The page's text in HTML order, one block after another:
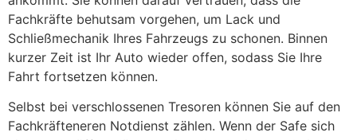
Fachkräfte behutsam vorgehen, um Lack und
Schließmechanik Ihres Fahrzeugs zu schonen. Binnen
kurzer Zeit ist Ihr Auto wieder offen, sodass Sie Ihre
Fahrt fortsetzen können.
Selbst bei verschlossenen Tresoren können Sie auf den
Fachkräfteneren Notdienst zählen. Wenn der Safe sich